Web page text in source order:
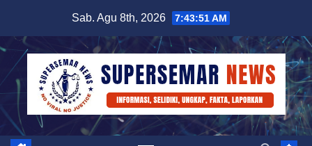
content
Sab. Agu 8th, 2026 7:43:52 AM